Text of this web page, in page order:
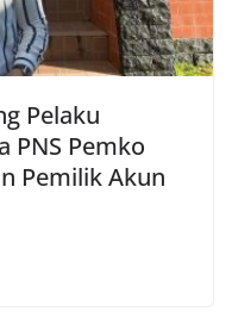
Pelaku
PNS Pemko
Pemilik Akun